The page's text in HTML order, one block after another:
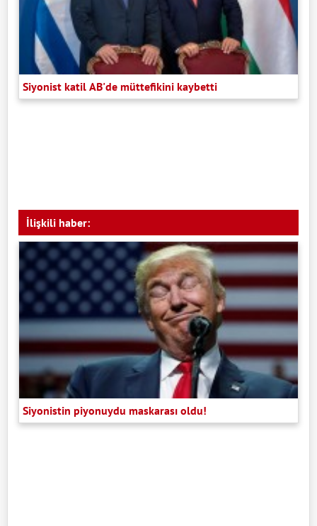
Siyonist katil AB'de müttefikini kaybetti
İlişkili haber:
Siyonistin piyonuydu maskarası oldu!